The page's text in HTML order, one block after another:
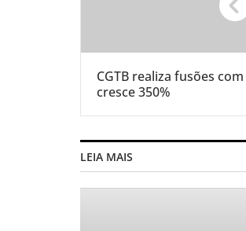
CGTB realiza fusões
cresce 350%
LEIA MAIS